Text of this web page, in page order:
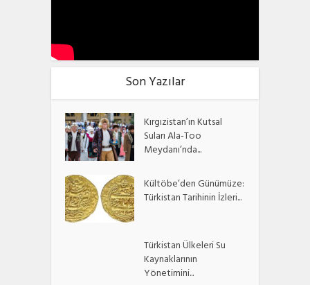
Son Yazılar
Kırgızistan’ın Kutsal
Suları Ala-Too
Meydanı’nda...
Kültöbe’den Günümüze:
Türkistan Tarihinin İzleri...
Türkistan Ülkeleri Su
Kaynaklarının
Yönetimini...